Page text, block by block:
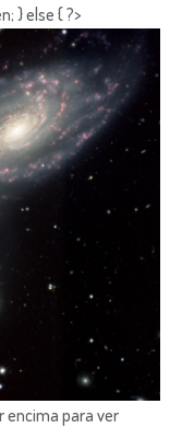
} else { ?>
encima para ver